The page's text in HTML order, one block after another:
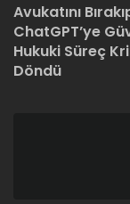
Avukatını
ChatGPT’ye
Hukuki Süreç
Döndü